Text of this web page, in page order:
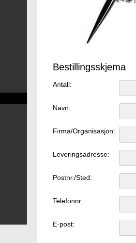
Bestillingsskjema
Antall:
Navn:
Firma/Organisasjon:
Leveringsadresse:
Postnr./Sted:
Telefonnr:
E-post: